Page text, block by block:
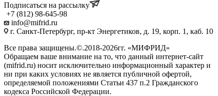
Подписаться на рассылку
+7 (812) 98-645-98
info@mifrid.ru
г. Санкт-Петербург, пр-кт Энергетиков, д. 19, корп. 1, каб. 10
Все права защищены.©.2018-2026гг. «МИФРИД»
Обращаем ваше внимание на то, что данный интернет-сайт
(mifrid.ru) носит исключительно информационный характер и
ни при каких условиях не является публичной офертой,
определяемой положениями Статьи 437 п.2 Гражданского
кодекса Российской Федерации.